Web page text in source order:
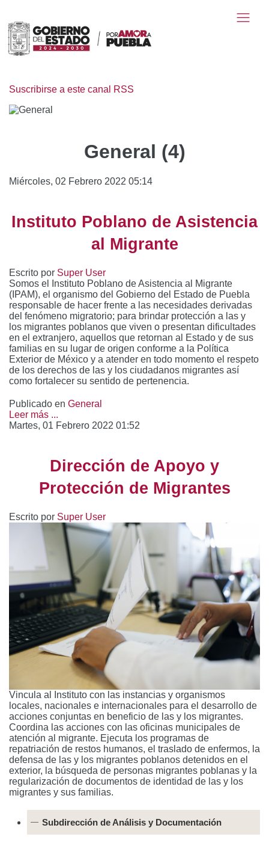
Suscribirse a este canal RSS
General (4)
Miércoles, 02 Febrero 2022 05:14
Instituto Poblano de Asistencia
al Migrante
Escrito por Super User
Somos el Instituto Poblano de Asistencia al Migrante
(IPAM), el organismo del Gobierno del Estado de Puebla
responsable de hacer frente a las necesidades derivadas
del fenómeno migratorio; para brindar protección a las y
los migrantes poblanos que viven o presentan dificultades
en el extranjero, aquellos que retornan al Estado y de sus
familias en su lugar de origen conforme a la Política
Exterior de México y a atender en todo momento el respeto
de los derechos de las y los ciudadanos migrantes así
como fortalecer su sentido de pertenencia.
Publicado en General
Leer más ...
Martes, 01 Febrero 2022 01:52
Dirección de Apoyo y
Protección de Migrantes
Escrito por Super User
Vincula al Instituto con las instancias y organismos
locales, nacionales e internacionales para el desarrollo de
acciones conjuntas en beneficio de las y los migrantes.
Coordina las acciones con las oficinas municipales de
atención al migrante. Ejecuta los programas de
repatriación de restos humanos, el traslado de enfermos, la
defensa de las y los migrantes poblanos detenidos en el
exterior, la búsqueda de personas migrantes poblanas y la
regularización de documentos de identidad de las y los
migrantes y sus familias.
Subdirección de Análisis y Documentación